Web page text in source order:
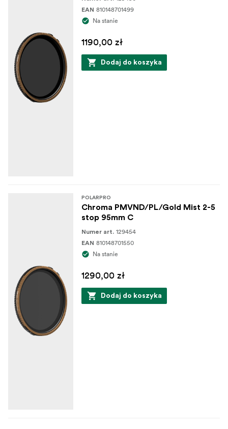
EAN 810148701499
Na stanie
1190,00 zł
Dodaj do koszyka
POLARPRO
Chroma PMVND/PL/Gold Mist 2-5
stop 95mm C
Numer art. 129454
EAN 810148701550
Na stanie
1290,00 zł
Dodaj do koszyka